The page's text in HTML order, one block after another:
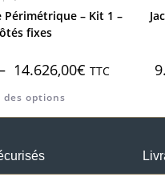
Périmétrique – Kit 1 –
fixes
14.626,00€ TTC
des options